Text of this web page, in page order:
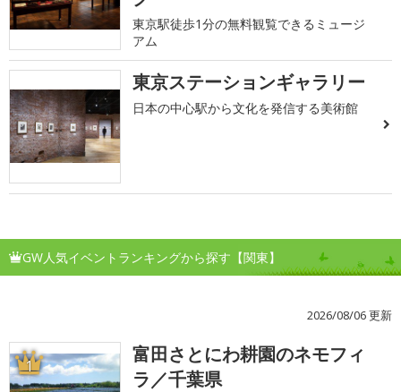
東京駅徒歩1分の無料観覧できるミュージ
アム
東京ステーションギャラリー
日本の中心駅から文化を発信する美術館
GW人気イベントランキングから探す【関東】
2026/08/06 更新
1
富田さとにわ耕園のネモフィ
ラ／千葉県